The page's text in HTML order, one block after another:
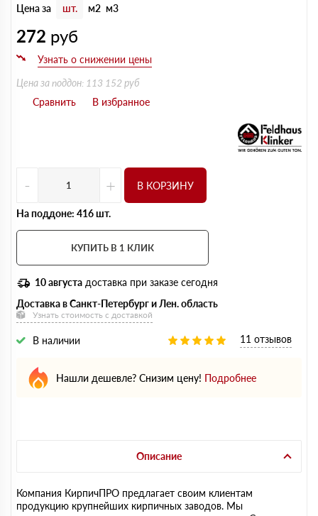
Цена за шт. м2 м3
272 руб
Цена за поддон: 113 152 руб
- + В КОРЗИНУ
На поддоне: 416 шт.
КУПИТЬ В 1 КЛИК
10 августа доставка при заказе сегодня
Доставка в Санкт-Петербург и Лен. область
Узнать стоимость с доставкой
В наличии 11 отзывов
Нашли дешевле? Снизим цену! Подробнее
Описание
Компания КирпичПРО предлагает своим клиентам
продукцию крупнейших кирпичных заводов. Мы